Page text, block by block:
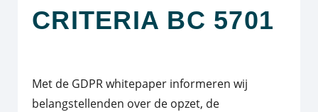
CRITERIA BC 5701
Met de GDPR whitepaper informeren wij
belangstellenden over de opzet, de